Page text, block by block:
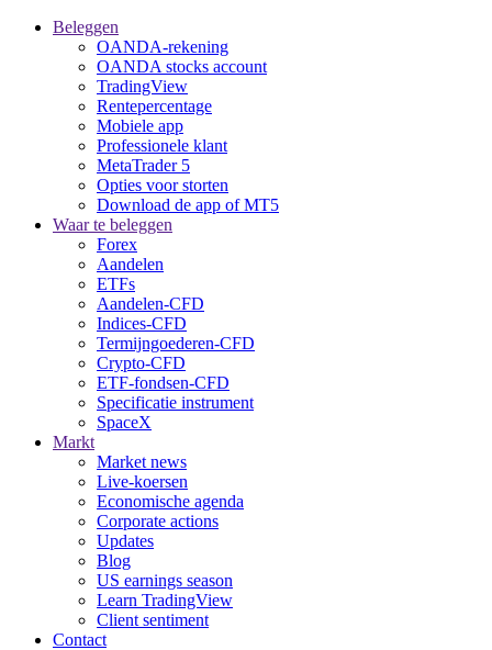
Beleggen
OANDA-rekening
OANDA stocks account
TradingView
Rentepercentage
Mobiele app
Professionele klant
MetaTrader 5
Opties voor storten
Download de app of MT5
Waar te beleggen
Forex
Aandelen
ETFs
Aandelen-CFD
Indices-CFD
Termijngoederen-CFD
Crypto-CFD
ETF-fondsen-CFD
Specificatie instrument
SpaceX
Markt
Market news
Live-koersen
Economische agenda
Corporate actions
Updates
Blog
US earnings season
Learn TradingView
Client sentiment
Contact